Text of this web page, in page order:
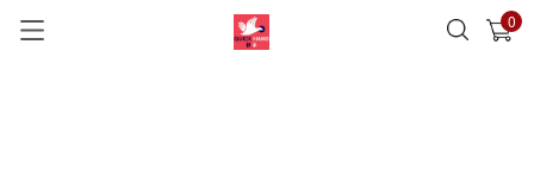
0
已加入購物車 查看